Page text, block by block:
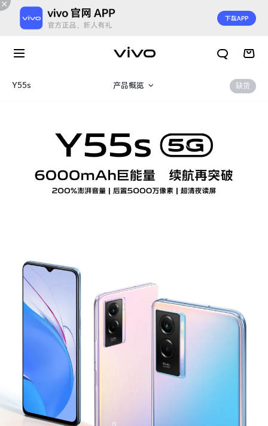
X300 Ultra
S60
Y600 Turbo Y600 Pro
iQOO Z11i iQOO 15T
vivo TWS 5 Pro vivo Pad6 Pro
Y55s 产品概览 缺货